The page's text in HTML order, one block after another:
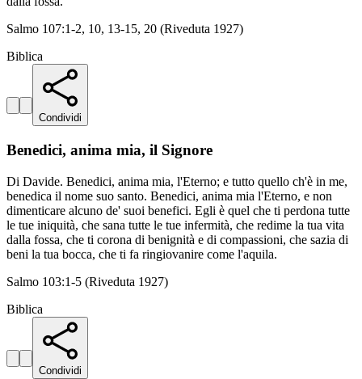
Salmo 107:1-2, 10, 13-15, 20 (Riveduta 1927)
Biblica
Condividi
Benedici, anima mia, il Signore
Di Davide. Benedici, anima mia, l'Eterno; e tutto quello ch'è in me,
benedica il nome suo santo. Benedici, anima mia l'Eterno, e non
dimenticare alcuno de' suoi benefici. Egli è quel che ti perdona tutte
le tue iniquità, che sana tutte le tue infermità, che redime la tua vita
dalla fossa, che ti corona di benignità e di compassioni, che sazia di
beni la tua bocca, che ti fa ringiovanire come l'aquila.
Salmo 103:1-5 (Riveduta 1927)
Biblica
Condividi